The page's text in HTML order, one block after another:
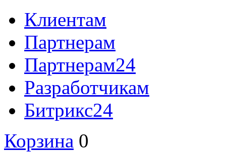
Клиентам
Партнерам
Партнерам24
Разработчикам
Битрикс24
Корзина 0